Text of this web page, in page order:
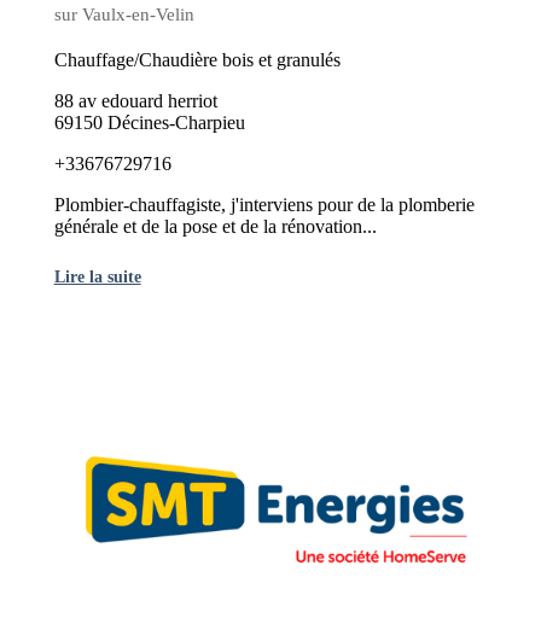
sur Vaulx-en-Velin
Chauffage/Chaudière bois et granulés
88 av edouard herriot
69150 Décines-Charpieu
+33676729716
Plombier-chauffagiste, j'interviens pour de la plomberie
générale et de la pose et de la rénovation...
Lire la suite